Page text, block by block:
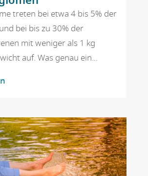
treten bei etwa 4 bis 5% der
bei bis zu 30% der
mit weniger als 1 kg
auf. Was genau ein...